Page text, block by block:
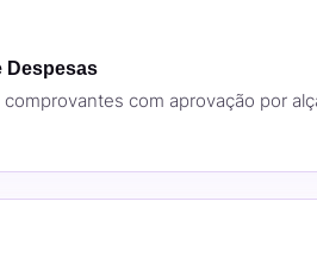
Despesas
comprovantes com aprovação por